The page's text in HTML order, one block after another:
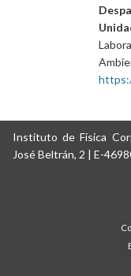
Instituto de Física
José Beltrán, 2 | E-